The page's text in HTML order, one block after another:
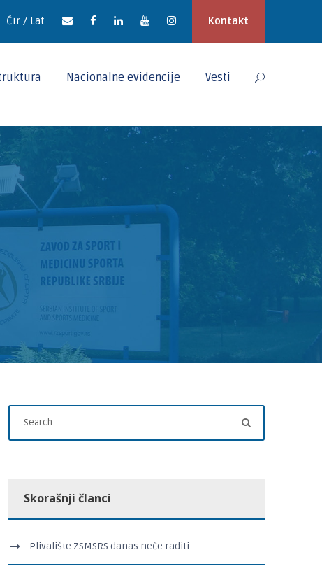
Ćir / Lat Kontakt
Nacionalne evidencije Vesti
Skorašnji članci
Plivalište ZSMSRS danas neće raditi